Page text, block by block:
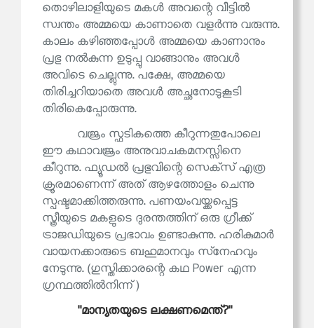
തൊഴിലാളിയുടെ മകൾ അവന്റെ വീട്ടിൽ
സ്വന്തം അമ്മയെ കാണാതെ വളർന്നു വരുന്നു.
കാലം കഴിഞ്ഞപ്പോൾ അമ്മയെ കാണാനും
പ്രഭു നൽകുന്ന ഉടുപ്പു വാങ്ങാനും അവൾ
അവിടെ ചെല്ലുന്നു. പക്ഷേ, അമ്മയെ
തിരിച്ചറിയാതെ അവൾ അച്ഛനോടുകൂടി
തിരികെപ്പോരുന്നു.
വജ്രം സ്ഫടികത്തെ കീറുന്നതുപോലെ
ഈ കഥാവജ്രം അനുവാചകമനസ്സിനെ
കീറുന്നു. ഫ്യൂഡൽ പ്രഭുവിന്റെ സെക്‌സ് എത്ര
ക്രൂരമാണെന്ന് അത് ആഴത്തോളം ചെന്നു
സ്പഷ്ടമാക്കിത്തരുന്നു. പണയംവയ്ക്കപ്പെട്ട
സ്ത്രീയുടെ മകളുടെ ദുരന്തത്തിന് ഒരു ഗ്രീക്ക്
ട്രാജഡിയുടെ പ്രഭാവം ഉണ്ടാകുന്നു. ഹരികുമാർ
വായനക്കാരുടെ ബഹുമാനവും സ്‌നേഹവും
നേടുന്നു. (ഗുസ്തിക്കാരന്റെ കഥ Power എന്ന
ഗ്രന്ഥത്തിൽനിന്ന്)
''മാന്യതയുടെ ലക്ഷണമെന്ത്?''